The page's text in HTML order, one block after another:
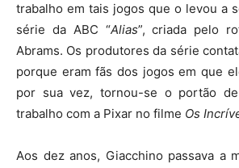
trabalho em tais jogos que o levou a
série da ABC “Alias”, criada pelo
Abrams. Os produtores da série
porque eram fãs dos jogos em que
por sua vez, tornou-se o portão
trabalho com a Pixar no filme Os
Aos dez anos, Giacchino passava a